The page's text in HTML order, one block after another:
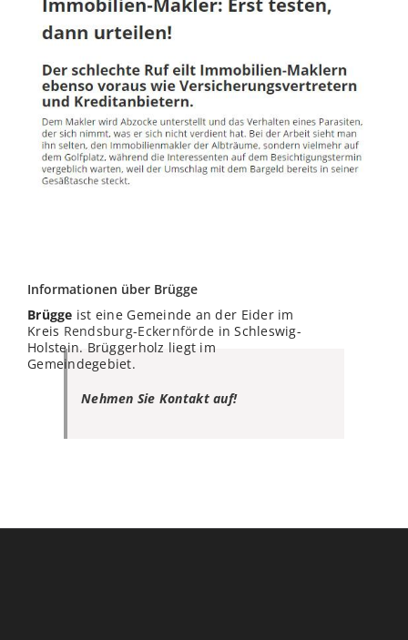
Informationen über Brügge
Brügge ist eine Gemeinde an der Eider im
Kreis Rendsburg-Eckernförde in Schleswig-
Holstein. Brüggerholz liegt im
Gemeindegebiet.
Nehmen Sie Kontakt auf!